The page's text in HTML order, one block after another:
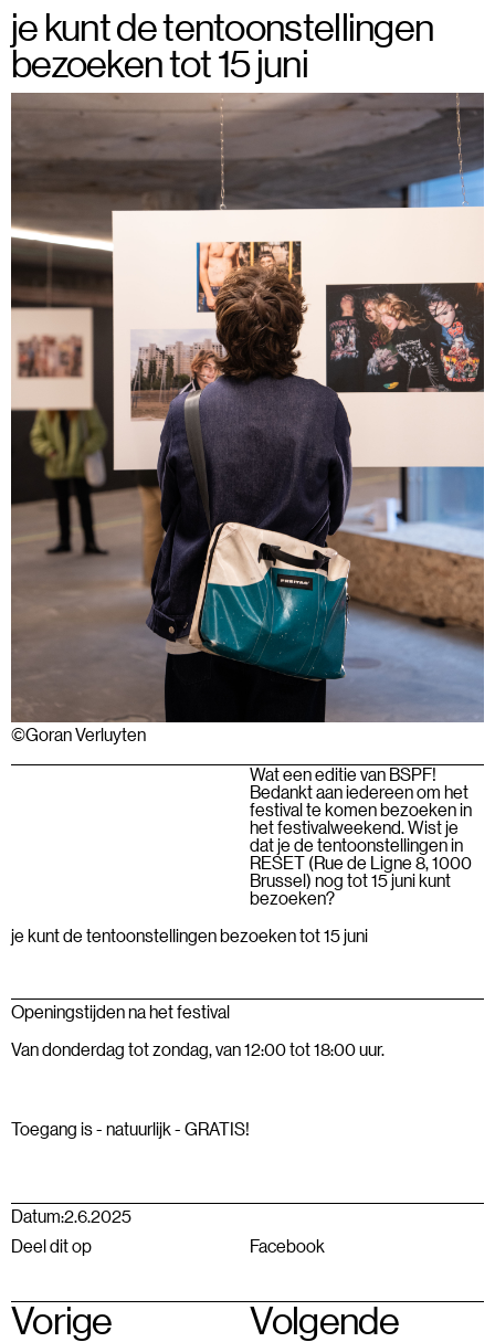
BSPF Menu 28–31 mei 2026 in Brussel
je kunt de tentoonstellingen
bezoeken tot 15 juni
©Goran Verluyten
je kunt de tentoonstellingen bezoeken tot 15 juni
Wat een editie van BSPF!
Bedankt aan iedereen om het
festival te komen bezoeken in
het festivalweekend. Wist je
dat je de tentoonstellingen in
RESET (Rue de Ligne 8, 1000
Brussel) nog tot 15 juni kunt
bezoeken?
Openingstijden na het festival
Van donderdag tot zondag, van 12:00 tot 18:00 uur.
Toegang is - natuurlijk - GRATIS!
Datum:2.6.2025
Deel dit op
Facebook
Vorige Volgende